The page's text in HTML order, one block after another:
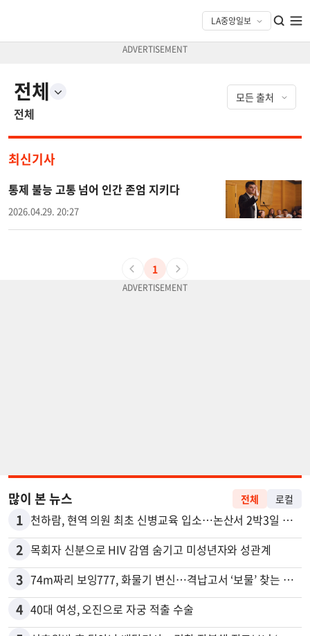
전체
전체
최신기사
통제 불능 고통 넘어 인간 존엄 지키다
2026.04.29. 20:27
1
많이 본 뉴스 전체 로컬
1 천하람, 현역 의원 최초 신병교육 입소…논산서 2박3일 생활
2 목회자 신분으로 HIV 감염 숨기고 미성년자와 성관계
3 74m짜리 보잉777, 화물기 변신…격납고서 ‘보물’ 찾는 인천공항
4 40대 여성, 오진으로 자궁 적출 수술